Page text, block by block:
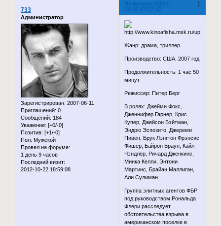
Поделиться 1
2007-
10-25 17:17:47
733
Администратор
Зарегистрирован: 2007-06-11
Приглашений: 0
Сообщений: 184
Уважение: [+0/-0]
Позитив: [+1/-0]
Пол: Мужской
Провел на форуме:
1 день 9 часов
Последний визит:
2012-10-22 18:59:08
Жанр: драма, триллер
Производство: США, 2007 год
Продолжительность: 1 час 50
минут
Режиссер: Питер Берг
В ролях: Джейми Фокс,
Дженнифер Гарнер, Крис
Купер, Джейсон Бэйтман,
Эндрю Эспозито, Джереми
Пивен, Брук Лэнгтон Фрэнсис
Фишер, Байрон Браун, Кайл
Чэндлер, Ричард Дженкинс,
Минка Келли, Энтони
Мартинс, Брайан Маллиган,
Али Сулиман
Группа элитных агентов ФБР
под руководством Рональда
Флери расследует
обстоятельства взрыва в
американском поселке в